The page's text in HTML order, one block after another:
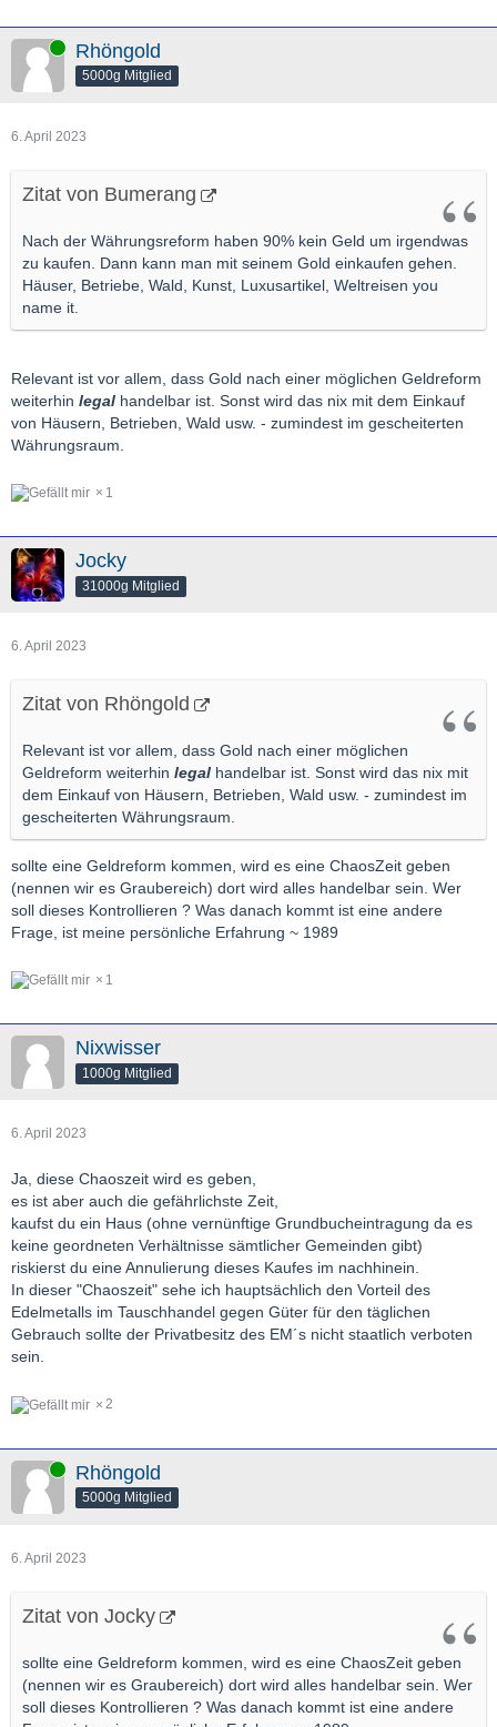
Online Rhöngold
5000g Mitglied
6. April 2023
Zitat von Bumerang
Nach der Währungsreform haben 90% kein Geld um irgendwas
zu kaufen. Dann kann man mit seinem Gold einkaufen gehen.
Häuser, Betriebe, Wald, Kunst, Luxusartikel, Weltreisen you
name it.
Relevant ist vor allem, dass Gold nach einer möglichen Geldreform
weiterhin legal handelbar ist. Sonst wird das nix mit dem Einkauf
von Häusern, Betrieben, Wald usw. - zumindest im gescheiterten
Währungsraum.
1
Jocky
31000g Mitglied
6. April 2023
Zitat von Rhöngold
Relevant ist vor allem, dass Gold nach einer möglichen
Geldreform weiterhin legal handelbar ist. Sonst wird das nix mit
dem Einkauf von Häusern, Betrieben, Wald usw. - zumindest im
gescheiterten Währungsraum.
sollte eine Geldreform kommen, wird es eine ChaosZeit geben
(nennen wir es Graubereich) dort wird alles handelbar sein. Wer
soll dieses Kontrollieren ? Was danach kommt ist eine andere
Frage, ist meine persönliche Erfahrung ~ 1989
1
Nixwisser
1000g Mitglied
6. April 2023
Ja, diese Chaoszeit wird es geben,
es ist aber auch die gefährlichste Zeit,
kaufst du ein Haus (ohne vernünftige Grundbucheintragung da es
keine geordneten Verhältnisse sämtlicher Gemeinden gibt)
riskierst du eine Annulierung dieses Kaufes im nachhinein.
In dieser "Chaoszeit" sehe ich hauptsächlich den Vorteil des
Edelmetalls im Tauschhandel gegen Güter für den täglichen
Gebrauch sollte der Privatbesitz des EM´s nicht staatlich verboten
sein.
2
Online Rhöngold
5000g Mitglied
6. April 2023
Zitat von Jocky
sollte eine Geldreform kommen, wird es eine ChaosZeit geben
(nennen wir es Graubereich) dort wird alles handelbar sein. Wer
soll dieses Kontrollieren ? Was danach kommt ist eine andere